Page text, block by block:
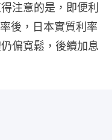
注意的是，即便利
後，日本實質利率
偏寬鬆，後續加息